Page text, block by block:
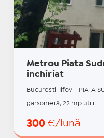
Metrou Piata
inchiriat
Bucuresti-Ilfov - PIATA
garsonieră, 22 mp utili
300 €/lună